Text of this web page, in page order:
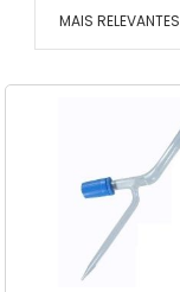
MAIS RELEVANTES
MAIS VENDIDOS
MAIOR PREÇO
A - Z